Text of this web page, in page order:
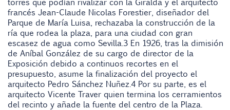
francés Jean-Claude Nicolas Forestier, diseñador del
Parque de María Luisa, rechazaba la construcción de la
ría que rodea la plaza, para una ciudad con gran
escasez de agua como Sevilla.3 En 1926, tras la dimisión
de Aníbal González de su cargo de director de la
Exposición debido a continuos recortes en el
presupuesto, asume la finalización del proyecto el
arquitecto Pedro Sánchez Nuñez.4 Por su parte, es el
arquitecto Vicente Traver quien termina los cerramientos
del recinto y añade la fuente del centro de la Plaza.